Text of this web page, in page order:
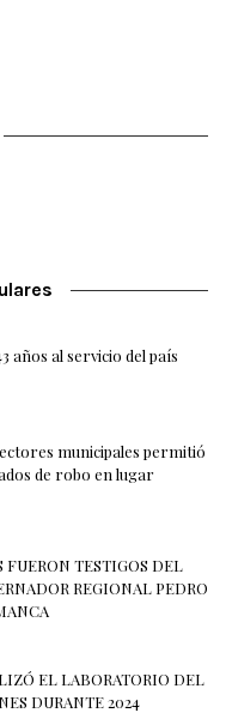
años al servicio del país
municipales permitió
de robo en lugar
FUERON TESTIGOS DEL
REGIONAL PEDRO
EL LABORATORIO DEL
DURANTE 2024